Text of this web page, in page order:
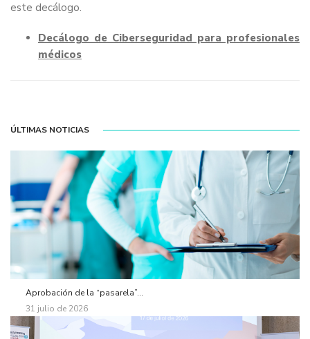
este decálogo.
Decálogo de Ciberseguridad para profesionales
médicos
ÚLTIMAS NOTICIAS
Aprobación de la “pasarela”...
31 julio de 2026